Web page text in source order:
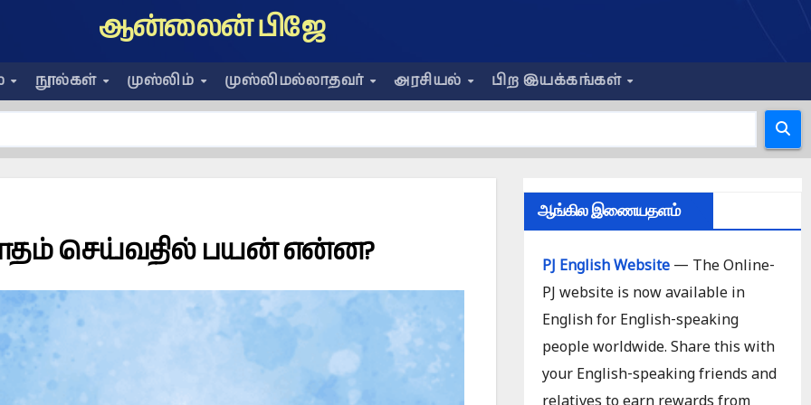
ஆன்லைன் பிஜே
நூல்கள் முஸ்லிம் முஸ்லிமல்லாதவர் அரசியல் பிற இயக்கங்கள்
செய்வதில் பயன் என்ன?
ஆங்கில இணையதளம்
PJ English Website— The Online-
PJ website is now available in
English for English-speaking
people worldwide. Share this with
your English-speaking friends and